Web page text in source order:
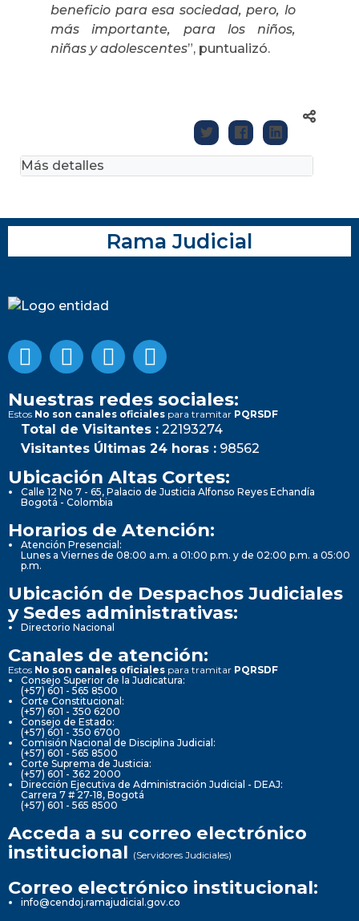
beneficio para esa sociedad, pero, lo
más importante, para los niños,
niñas y adolescentes”, puntualizó.
Más detalles
Rama Judicial
Nuestras redes sociales:
Estos No son canales oficiales para tramitar PQRSDF
Total de Visitantes : 22193274
Visitantes Últimas 24 horas : 98562
Ubicación Altas Cortes:
Calle 12 No 7 - 65, Palacio de Justicia Alfonso Reyes Echandía
Bogotá - Colombia
Horarios de Atención:
Atención Presencial:
Lunes a Viernes de 08:00 a.m. a 01:00 p.m. y de 02:00 p.m. a 05:00
p.m.
Ubicación de Despachos Judiciales
y Sedes administrativas:
Directorio Nacional
Canales de atención:
Estos No son canales oficiales para tramitar PQRSDF
Consejo Superior de la Judicatura:
(+57) 601 - 565 8500
Corte Constitucional:
(+57) 601 - 350 6200
Consejo de Estado:
(+57) 601 - 350 6700
Comisión Nacional de Disciplina Judicial:
(+57) 601 - 565 8500
Corte Suprema de Justicia:
(+57) 601 - 362 2000
Dirección Ejecutiva de Administración Judicial - DEAJ:
Carrera 7 # 27-18, Bogotá
(+57) 601 - 565 8500
Acceda a su correo electrónico
institucional (Servidores Judiciales)
Correo electrónico institucional:
info@cendoj.ramajudicial.gov.co